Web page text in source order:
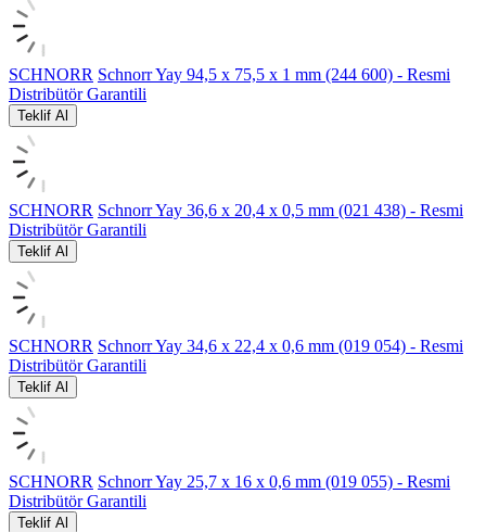
SCHNORR Schnorr Yay 94,5 x 75,5 x 1 mm (244 600) - Resmi
Distribütör Garantili
Teklif Al
SCHNORR Schnorr Yay 36,6 x 20,4 x 0,5 mm (021 438) - Resmi
Distribütör Garantili
Teklif Al
SCHNORR Schnorr Yay 34,6 x 22,4 x 0,6 mm (019 054) - Resmi
Distribütör Garantili
Teklif Al
SCHNORR Schnorr Yay 25,7 x 16 x 0,6 mm (019 055) - Resmi
Distribütör Garantili
Teklif Al